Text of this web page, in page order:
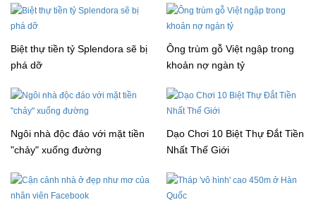
Biệt thự tiền tỷ Splendora sẽ bị
phá dỡ
Ông trùm gỗ Việt ngập trong
khoản nợ ngàn tỷ
Ngôi nhà độc đáo với mặt tiền
"chảy" xuống đường
Dạo Chơi 10 Biệt Thự Đắt Tiền
Nhất Thế Giới